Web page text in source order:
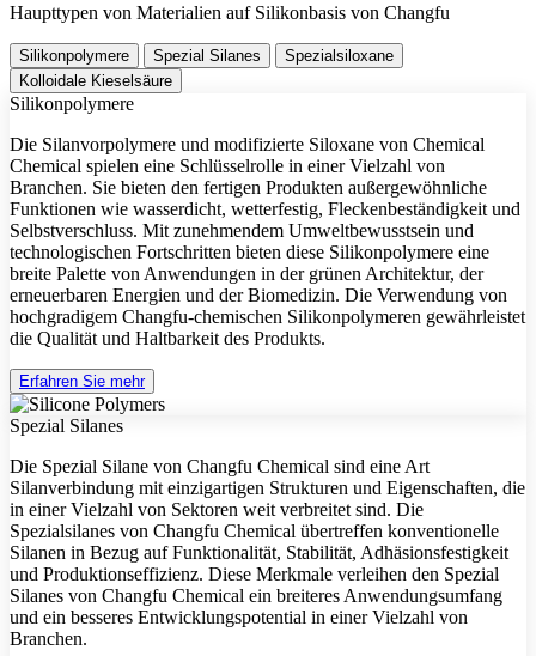
Haupttypen von Materialien auf Silikonbasis von Changfu
Silikonpolymere Spezial Silanes
Spezialsiloxane
Kolloidale Kieselsäure
Silikonpolymere
Die Silanvorpolymere und modifizierte Siloxane von Chemical
Chemical spielen eine Schlüsselrolle in einer Vielzahl von
Branchen. Sie bieten den fertigen Produkten außergewöhnliche
Funktionen wie wasserdicht, wetterfestig, Fleckenbeständigkeit und
Selbstverschluss. Mit zunehmendem Umweltbewusstsein und
technologischen Fortschritten bieten diese Silikonpolymere eine
breite Palette von Anwendungen in der grünen Architektur, der
erneuerbaren Energien und der Biomedizin. Die Verwendung von
hochgradigem Changfu-chemischen Silikonpolymeren gewährleistet
die Qualität und Haltbarkeit des Produkts.
Erfahren Sie mehr
Spezial Silanes
Die Spezial Silane von Changfu Chemical sind eine Art
Silanverbindung mit einzigartigen Strukturen und Eigenschaften, die
in einer Vielzahl von Sektoren weit verbreitet sind. Die
Spezialsilanes von Changfu Chemical übertreffen konventionelle
Silanen in Bezug auf Funktionalität, Stabilität, Adhäsionsfestigkeit
und Produktionseffizienz. Diese Merkmale verleihen den Spezial
Silanes von Changfu Chemical ein breiteres Anwendungsumfang
und ein besseres Entwicklungspotential in einer Vielzahl von
Branchen.